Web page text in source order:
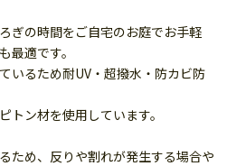
ぎの時間をご自宅のお庭でお手軽
最適です。
いるため耐UV・超撥水・防カビ防
トン材を使用しています。
ため、反りや割れが発生する場合や